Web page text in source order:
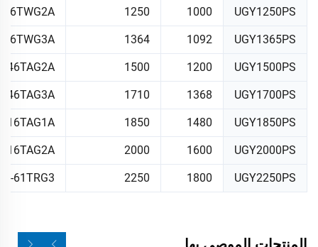
UGY1250PS
1000
1250
46TWG2A
UGY1365PS
1092
1364
46TWG3A
UGY1500PS
1200
1500
46TAG2A
UGY1700PS
1368
1710
46TAG3A
UGY1850PS
1480
1850
UGY2000PS
1600
2000
UGY2250PS
1800
2250
61TRG3